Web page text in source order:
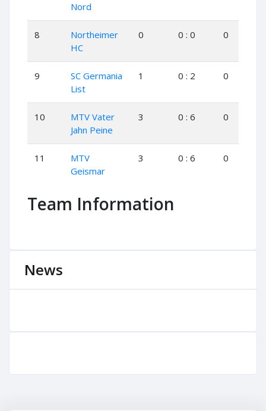
Nord
8
Northeimer
HC
0 0 : 0 0
9
SC Germania
List
1 0 : 2 0
10
MTV Vater
Jahn Peine
3 0 : 6 0
11
MTV
Geismar
3 0 : 6 0
Team Information
News